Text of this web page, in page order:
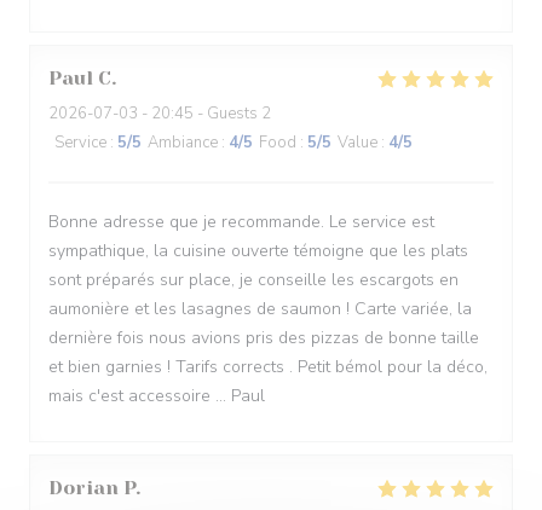
Paul C
2026-07-03 - 20:45 - Guests 2
Service : 5/5 Ambiance : 4/5 Food : 5/5 Value : 4/5
Bonne adresse que je recommande. Le service est
sympathique, la cuisine ouverte témoigne que les plats
sont préparés sur place, je conseille les escargots en
aumonière et les lasagnes de saumon ! Carte variée, la
dernière fois nous avions pris des pizzas de bonne taille
et bien garnies ! Tarifs corrects . Petit bémol pour la déco,
mais c'est accessoire ... Paul
Dorian P